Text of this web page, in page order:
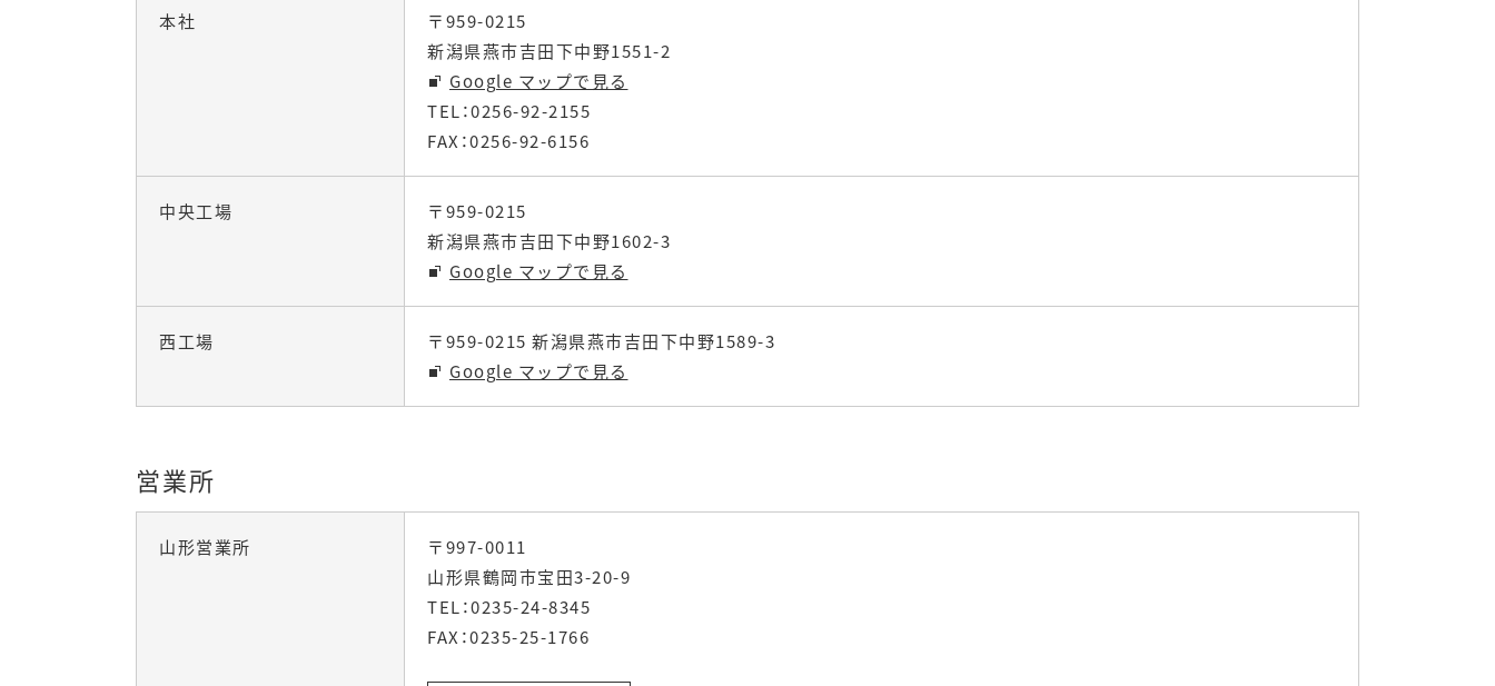
本社
〒959-0215
新潟県燕市吉田下中野1551-2
Google マップで見る
TEL：0256-92-2155
FAX：0256-92-6156
中央工場
〒959-0215
新潟県燕市吉田下中野1602-3
Google マップで見る
西工場
〒959-0215 新潟県燕市吉田下中野1589-3
Google マップで見る
営業所
山形営業所
〒997-0011
山形県鶴岡市宝田3-20-9
TEL：0235-24-8345
FAX：0235-25-1766